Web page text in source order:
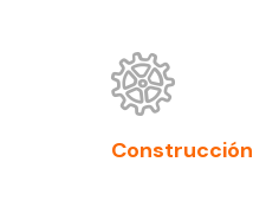
Construcción